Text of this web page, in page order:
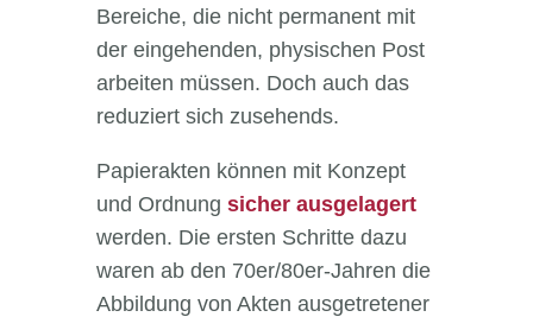
Bereiche, die nicht permanent mit
der eingehenden, physischen Post
arbeiten müssen. Doch auch das
reduziert sich zusehends.
Papierakten können mit Konzept
und Ordnung sicher ausgelagert
werden. Die ersten Schritte dazu
waren ab den 70er/80er-Jahren die
Abbildung von Akten ausgetretener